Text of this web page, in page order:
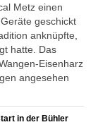
Metz einen
geschickt
anknüpfte,
hatte. Das
Eisenharz
angesehen
in der Bühler